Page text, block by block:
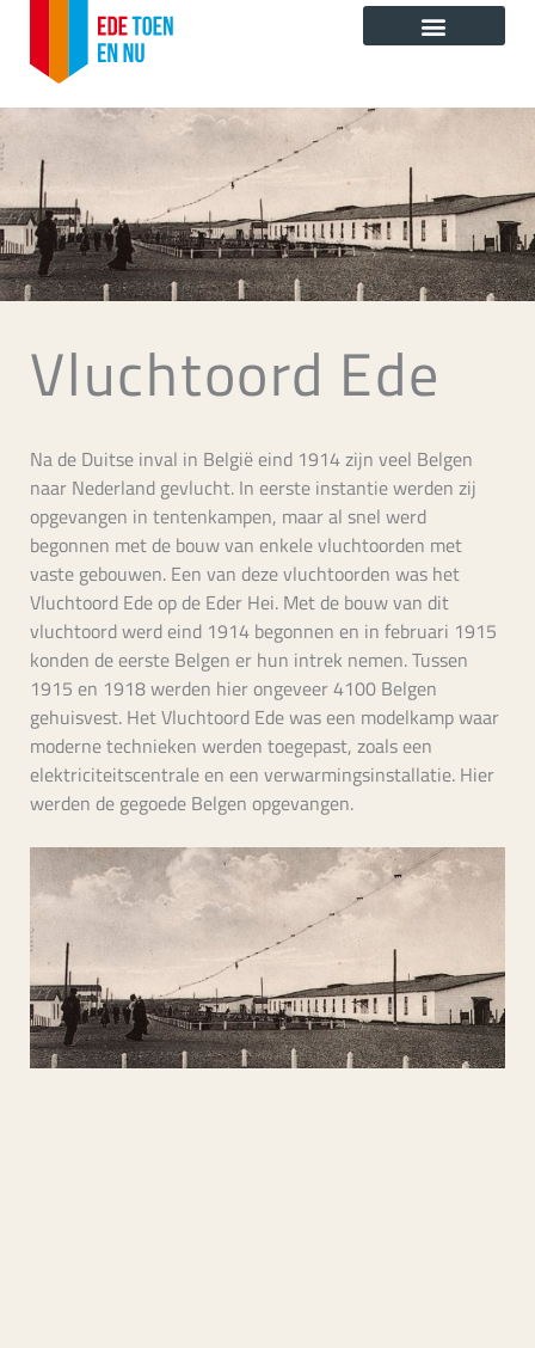
Vluchtoord Ede
Na de Duitse inval in België eind 1914 zijn veel Belgen
naar Nederland gevlucht. In eerste instantie werden zij
opgevangen in tentenkampen, maar al snel werd
begonnen met de bouw van enkele vluchtoorden met
vaste gebouwen. Een van deze vluchtoorden was het
Vluchtoord Ede op de Eder Hei. Met de bouw van dit
vluchtoord werd eind 1914 begonnen en in februari 1915
konden de eerste Belgen er hun intrek nemen. Tussen
1915 en 1918 werden hier ongeveer 4100 Belgen
gehuisvest. Het Vluchtoord Ede was een modelkamp waar
moderne technieken werden toegepast, zoals een
elektriciteitscentrale en een verwarmingsinstallatie. Hier
werden de gegoede Belgen opgevangen.